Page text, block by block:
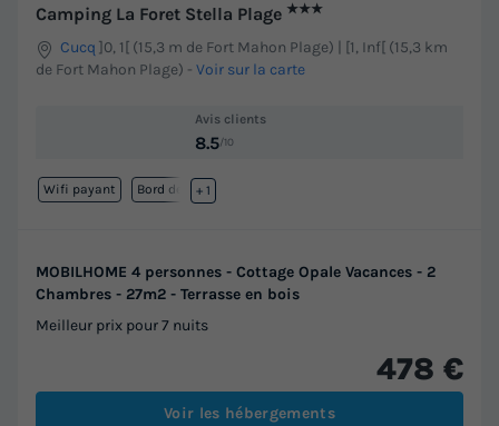
Camping La Foret Stella Plage ★★★
Cucq ]0, 1[ (15,3 m de Fort Mahon Plage) | [1, Inf[ (15,3 km
de Fort Mahon Plage) - Voir sur la carte
Avis clients
8.5/10
Wifi payant Bord de mer
+ 1
MOBILHOME 4 personnes - Cottage Opale Vacances - 2
Chambres - 27m2 - Terrasse en bois
Meilleur prix pour 7 nuits
478 €
Voir les hébergements